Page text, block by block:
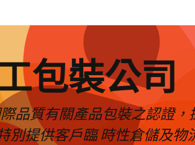
包裝公司
品質有關產品包裝之認證
別提供客戶臨 時性倉儲及